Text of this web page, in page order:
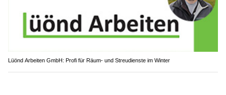
Lüönd Arbeiten GmbH: Profi für Räum- und Streudienste im Winter